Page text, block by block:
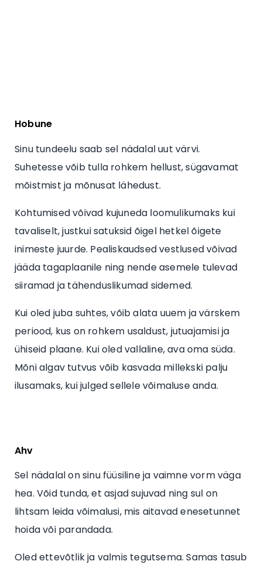
Hobune
Sinu tundeelu saab sel nädalal uut värvi.
Suhetesse võib tulla rohkem hellust, sügavamat
mõistmist ja mõnusat lähedust.
Kohtumised võivad kujuneda loomulikumaks kui
tavaliselt, justkui satuksid õigel hetkel õigete
inimeste juurde. Pealiskaudsed vestlused võivad
jääda tagaplaanile ning nende asemele tulevad
siiramad ja tähenduslikumad sidemed.
Kui oled juba suhtes, võib alata uuem ja värskem
periood, kus on rohkem usaldust, jutuajamisi ja
ühiseid plaane. Kui oled vallaline, ava oma süda.
Mõni algav tutvus võib kasvada millekski palju
ilusamaks, kui julged sellele võimaluse anda.
Ahv
Sel nädalal on sinu füüsiline ja vaimne vorm väga
hea. Võid tunda, et asjad sujuvad ning sul on
lihtsam leida võimalusi, mis aitavad enesetunnet
hoida või parandada.
Oled ettevõtlik ja valmis tegutsema. Samas tasub